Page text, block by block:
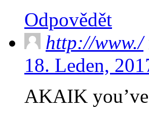
Odpovědět
http://www./
18. Leden,
AKAIK